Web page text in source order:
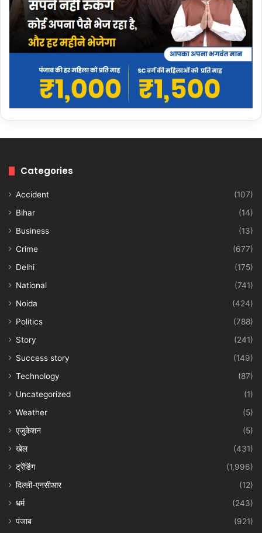
Categories
Accident
(107)
Bihar
(14)
Business
(13)
Crime
(677)
Delhi
(175)
National
(741)
Noida
(424)
Politics
(788)
Story
(241)
Success story
(149)
Technology
(87)
Uncategorized
(1)
Weather
(5)
एजुकेशन
(5)
खेल
(431)
ट्रेंडिंग
(1,996)
दिल्ली-एनसीआर
(12)
धर्म
(243)
पंजाब
(921)